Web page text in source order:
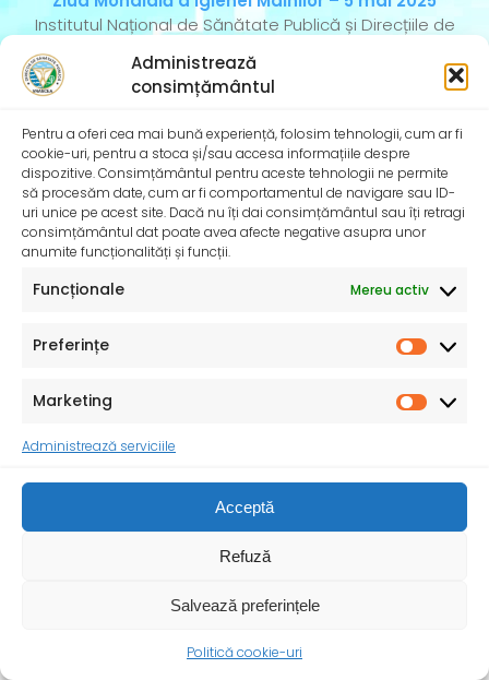
Administrează
consimțământul
Pentru a oferi cea mai bună experiență, folosim tehnologii, cum ar fi
cookie-uri, pentru a stoca și/sau accesa informațiile despre
dispozitive. Consimțământul pentru aceste tehnologii ne permite
să procesăm date, cum ar fi comportamentul de navigare sau ID-
uri unice pe acest site. Dacă nu îți dai consimțământul sau îți retragi
consimțământul dat poate avea afecte negative asupra unor
anumite funcționalități și funcții.
Funcționale Mereu activ
Preferințe
Marketing
Administrează serviciile
Acceptă
Refuză
Salvează preferințele
Politică cookie-uri
Institutul Național de Sănătate Publică și Direcțiile de
desfășoară activități dedicate promovării și apărării